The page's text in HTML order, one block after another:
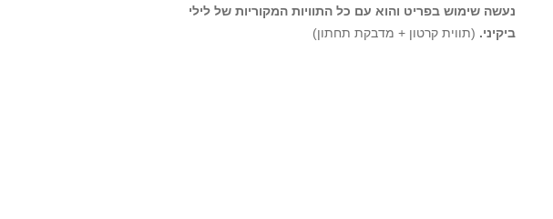
נעשה שימוש בפריט והוא עם כל התוויות המקוריות של לילי
ביקיני. (תווית קרטון + מדבקת תחתון)